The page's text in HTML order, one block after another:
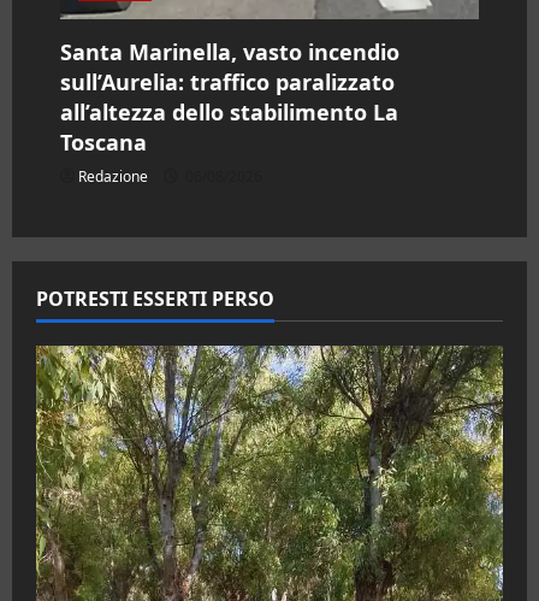
Santa Marinella, vasto incendio
sull’Aurelia: traffico paralizzato
all’altezza dello stabilimento La
Toscana
Redazione
POTRESTI ESSERTI PERSO